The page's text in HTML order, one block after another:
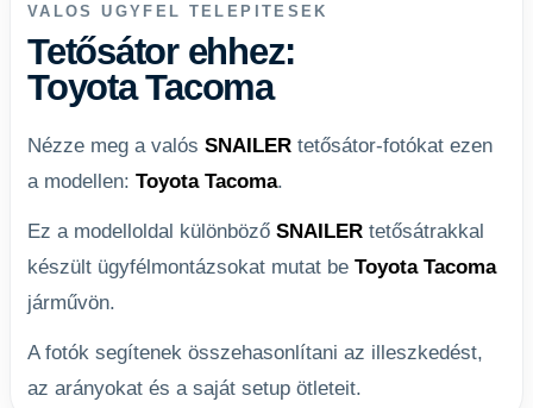
VALOS UGYFEL TELEPITESEK
Tetősátor ehhez:
Toyota Tacoma
Nézze meg a valós SNAILER tetősátor-fotókat ezen
a modellen: Toyota Tacoma.
Ez a modelloldal különböző SNAILER tetősátrakkal
készült ügyfélmontázsokat mutat be Toyota Tacoma
járművön.
A fotók segítenek összehasonlítani az illeszkedést,
az arányokat és a saját setup ötleteit.